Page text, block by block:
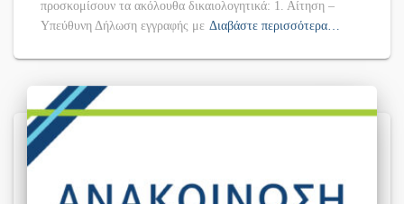
προσκομίσουν τα ακόλουθα δικαιολογητικά: 1. Αίτηση –
Υπεύθυνη Δήλωση εγγραφής με Διαβάστε περισσότερα…